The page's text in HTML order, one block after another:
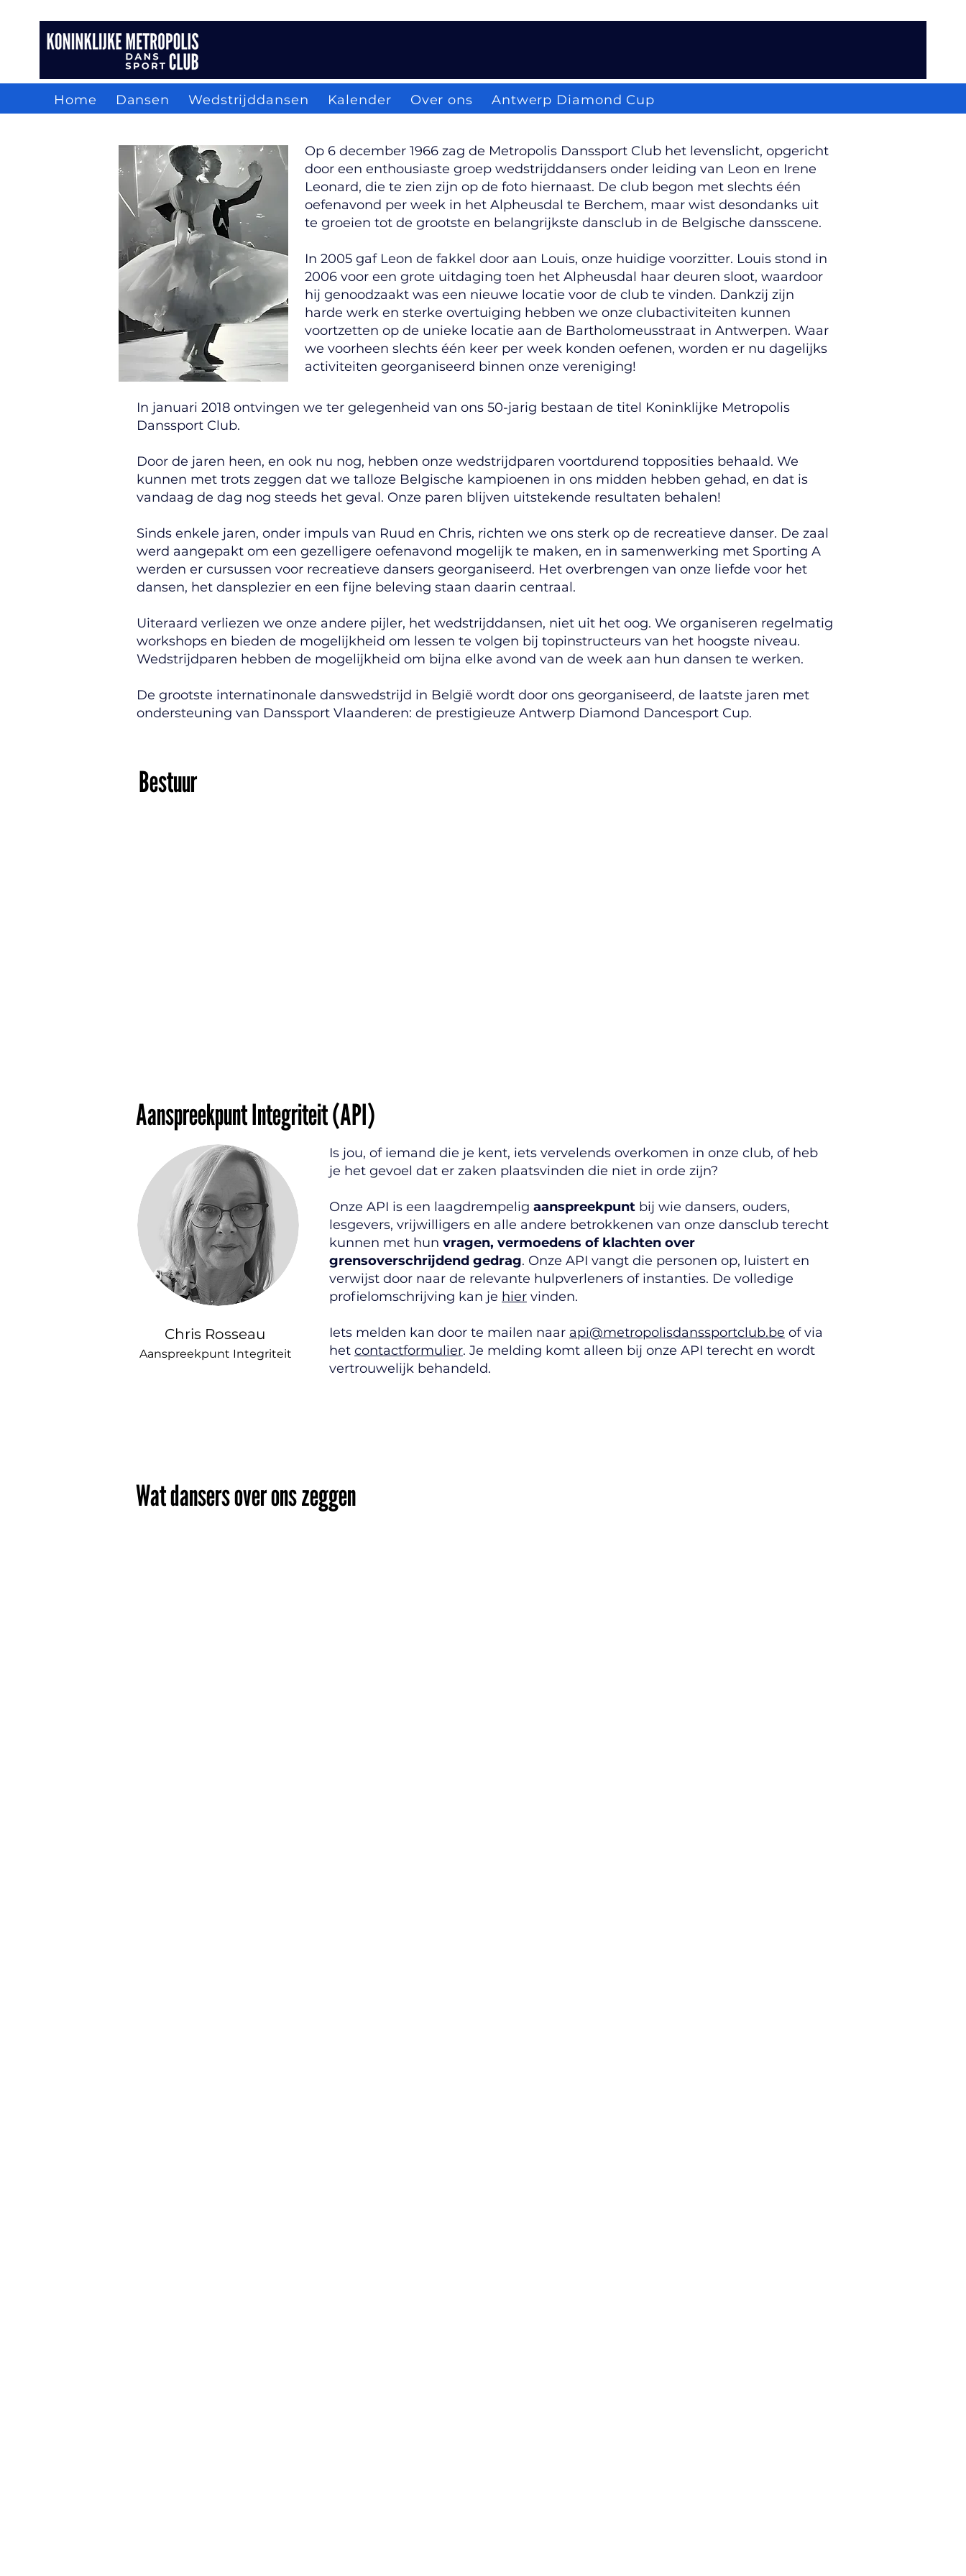
Home Dansen Wedstrijddansen Kalender Over ons Antwerp Diamond Cup
Op 6 december 1966 zag de Metropolis Danssport Club het levenslicht, opgericht
door een enthousiaste groep wedstrijddansers onder leiding van Leon en Irene
Leonard, die te zien zijn op de foto hiernaast. De club begon met slechts één
oefenavond per week in het Alpheusdal te Berchem, maar wist desondanks uit
te groeien tot de grootste en belangrijkste dansclub in de Belgische dansscene.
In 2005 gaf Leon de fakkel door aan Louis, onze huidige voorzitter. Louis stond in
2006 voor een grote uitdaging toen het Alpheusdal haar deuren sloot, waardoor
hij genoodzaakt was een nieuwe locatie voor de club te vinden. Dankzij zijn
harde werk en sterke overtuiging hebben we onze clubactiviteiten kunnen
voortzetten op de unieke locatie aan de Bartholomeusstraat in Antwerpen. Waar
we voorheen slechts één keer per week konden oefenen, worden er nu dagelijks
activiteiten georganiseerd binnen onze vereniging!
In januari 2018 ontvingen we ter gelegenheid van ons 50-jarig bestaan de titel Koninklijke Metropolis
Danssport Club.
Door de jaren heen, en ook nu nog, hebben onze wedstrijdparen voortdurend topposities behaald. We
kunnen met trots zeggen dat we talloze Belgische kampioenen in ons midden hebben gehad, en dat is
vandaag de dag nog steeds het geval. Onze paren blijven uitstekende resultaten behalen!
Sinds enkele jaren, onder impuls van Ruud en Chris, richten we ons sterk op de recreatieve danser. De zaal
werd aangepakt om een gezelligere oefenavond mogelijk te maken, en in samenwerking met Sporting A
werden er cursussen voor recreatieve dansers georganiseerd. Het overbrengen van onze liefde voor het
dansen, het dansplezier en een fijne beleving staan daarin centraal.
Uiteraard verliezen we onze andere pijler, het wedstrijddansen, niet uit het oog. We organiseren regelmatig
workshops en bieden de mogelijkheid om lessen te volgen bij topinstructeurs van het hoogste niveau.
Wedstrijdparen hebben de mogelijkheid om bijna elke avond van de week aan hun dansen te werken.
De grootste internatinonale danswedstrijd in België wordt door ons georganiseerd, de laatste jaren met
ondersteuning van Danssport Vlaanderen: de prestigieuze Antwerp Diamond Dancesport Cup.
Bestuur
Chris Rosseau
Aanspreekpunt Integriteit
Is jou, of iemand die je kent, iets vervelends overkomen in onze club, of heb
je het gevoel dat er zaken plaatsvinden die niet in orde zijn?
Onze API is een laagdrempelig aanspreekpunt bij wie dansers, ouders,
lesgevers, vrijwilligers en alle andere betrokkenen van onze dansclub terecht
kunnen met hun vragen, vermoedens of klachten over
grensoverschrijdend gedrag. Onze API vangt die personen op, luistert en
verwijst door naar de relevante hulpverleners of instanties. De volledige
profielomschrijving kan je hier vinden.
Iets melden kan door te mailen naar api@metropolisdanssportclub.be of via
het contactformulier. Je melding komt alleen bij onze API terecht en wordt
vertrouwelijk behandeld.
Aanspreekpunt Integriteit (API)
Wat dansers over ons zeggen